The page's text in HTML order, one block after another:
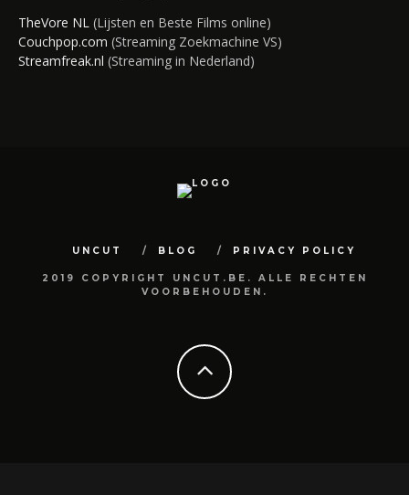
TheVore NL (Lijsten en Beste Films online)
Couchpop.com (Streaming Zoekmachine VS)
Streamfreak.nl (Streaming in Nederland)
UNCUT BLOG PRIVACY POLICY
2019 COPYRIGHT UNCUT.BE. ALLE RECHTEN
VOORBEHOUDEN.